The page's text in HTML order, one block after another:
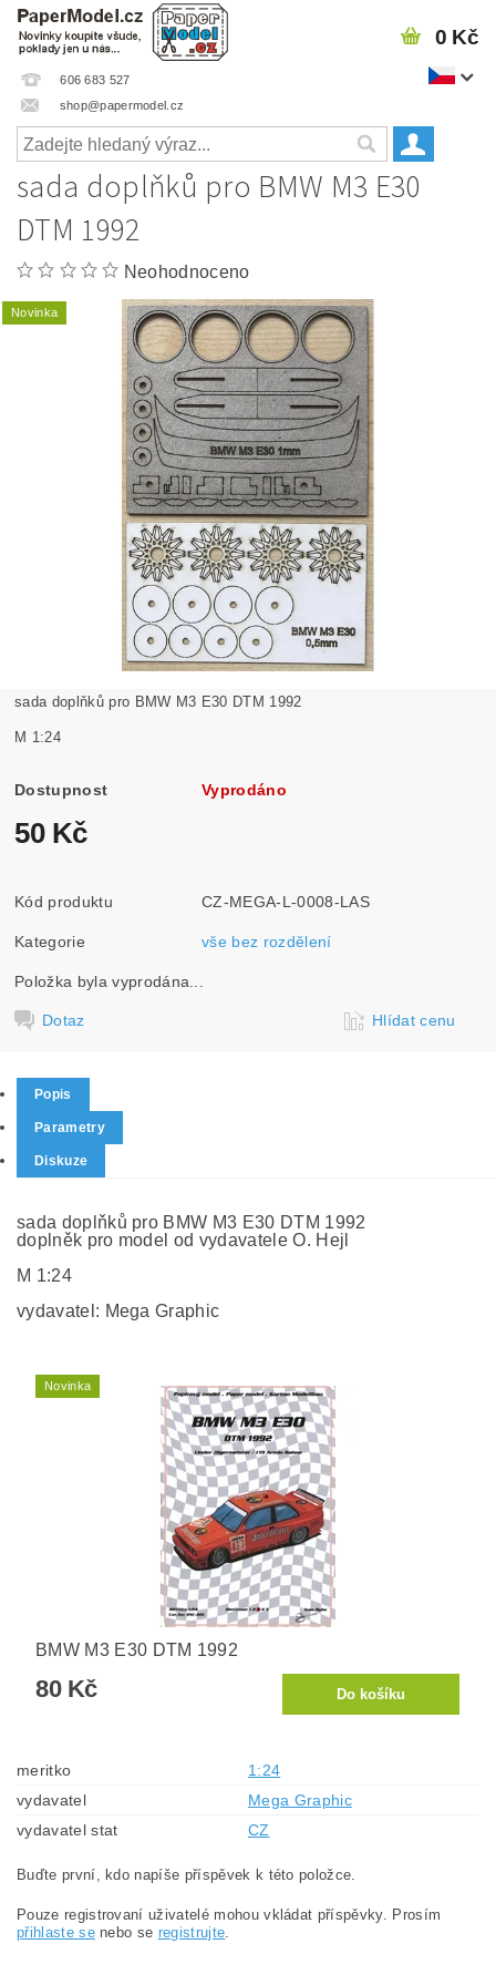
606 683 527
shop@papermodel.cz
0 Kč
sada doplňků pro BMW M3 E30
DTM 1992
Neohodnoceno
Novinka
sada doplňků pro BMW M3 E30 DTM 1992
M 1:24
Dostupnost Vyprodáno
50 Kč
Kód produktu CZ-MEGA-L-0008-LAS
Kategorie vše bez rozdělení
Položka byla vyprodána...
Dotaz Hlídat cenu
Popis
Parametry
Diskuze
sada doplňků pro BMW M3 E30 DTM 1992
doplněk pro model od vydavatele O. Hejl
M 1:24
vydavatel: Mega Graphic
Novinka
BMW M3 E30 DTM 1992
80 Kč
meritko
1:24
vydavatel
Mega Graphic
vydavatel stat
CZ
Buďte první, kdo napíše příspěvek k této položce.
Pouze registrovaní uživatelé mohou vkládat příspěvky. Prosím
přihlaste senebo se registrujte.